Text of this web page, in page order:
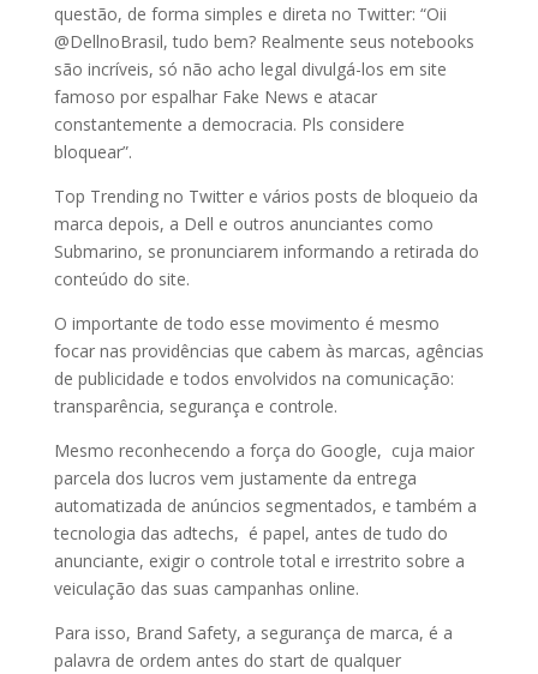
questão, de forma simples e direta no Twitter: “Oii
@DellnoBrasil, tudo bem? Realmente seus notebooks
são incríveis, só não acho legal divulgá-los em site
famoso por espalhar Fake News e atacar
constantemente a democracia. Pls considere
bloquear”.
Top Trending no Twitter e vários posts de bloqueio da
marca depois, a Dell e outros anunciantes como
Submarino, se pronunciarem informando a retirada do
conteúdo do site.
O importante de todo esse movimento é mesmo
focar nas providências que cabem às marcas, agências
de publicidade e todos envolvidos na comunicação:
transparência, segurança e controle.
Mesmo reconhecendo a força do Google, cuja maior
parcela dos lucros vem justamente da entrega
automatizada de anúncios segmentados, e também a
tecnologia das adtechs, é papel, antes de tudo do
anunciante, exigir o controle total e irrestrito sobre a
veiculação das suas campanhas online.
Para isso, Brand Safety, a segurança de marca, é a
palavra de ordem antes do start de qualquer